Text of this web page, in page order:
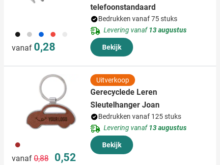
001 003 005 008
vanaf 0,28
telefoonstandaard
Bedrukken vanaf 75 stuks
Levering vanaf13 augustus
Bekijk
011
vanaf Normale prijs
0,88 Speciale prijs
0,52
Uitverkoop
Gerecyclede Leren
Sleutelhanger Joan
Bedrukken vanaf 125 stuks
Levering vanaf13 augustus
Bekijk